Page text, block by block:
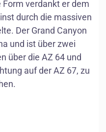
verdankt er dem
durch die massiven
Der Grand Canyon
und ist über zwei
über die AZ 64 und
auf der AZ 67, zu